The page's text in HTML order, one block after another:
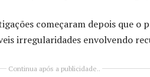
começaram depois que
irregularidades envolvendo
Continua após a publicidade..